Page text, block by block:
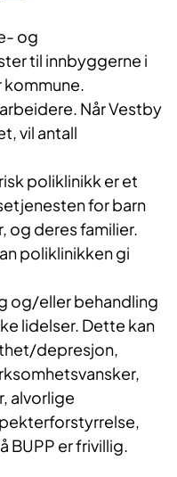
og
til innbyggerne i
kommune.
Når Vestby
vil antall
poliklinikk er et
for barn
og deres familier.
poliklinikken gi
og/eller behandling
lidelser. Dette kan
depresjon,
alvorlige
BUPP er frivillig.